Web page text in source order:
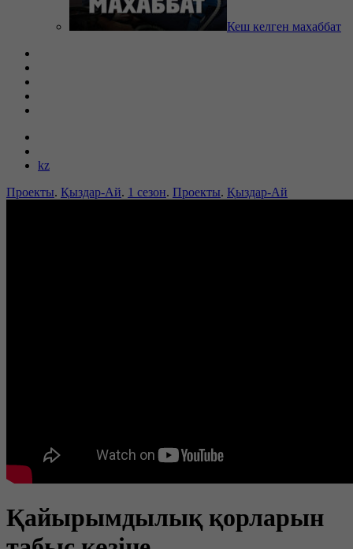
Кеш келген махаббат
kz
Проекты. Қыздар-Ай. 1 сезон. Проекты. Қыздар-Ай
Қайырымдылық қорларын